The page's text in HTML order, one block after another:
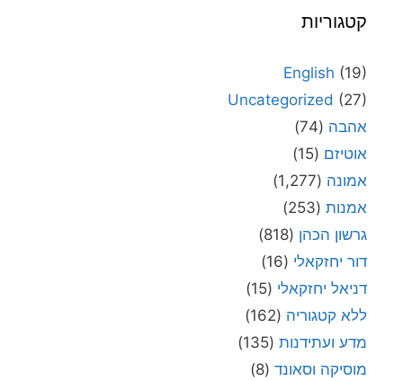
קטגוריות
English (19)
Uncategorized (27)
אהבה (74)
אוטיזם (15)
אמונה (1,277)
אמנות (253)
גרשון הכהן (818)
דור יחזקאלי (16)
דניאל יחזקאלי (15)
ללא קטגוריה (162)
מדע ועתידנות (135)
מוסיקה וסאונד (8)